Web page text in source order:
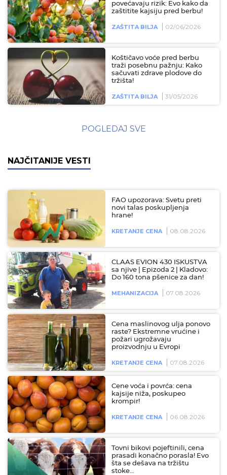
povećavaju rizik: Evo kako da
zaštitite kajsiju pred berbu!
ZAŠTITA BILJA 02/06/2026
Koštičavo voće pred berbu
traži posebnu pažnju: Kako
sačuvati zdrave plodove do
tržišta!
ZAŠTITA BILJA 31/05/2026
POGLEDAJ SVE
NAJČITANIJE VESTI
FAO upozorava: Svetu preti
novi talas poskupljenja
hrane!
KRETANJE CENA 08.08.2026
CLAAS EVION 430 ISKUSTVA
sa njive | Epizoda 2 | Kladovo:
Do 160 tona pšenice za dan!
MEHANIZACIJA 07.08.2026
Cena maslinovog ulja ponovo
raste? Ekstremne vrućine i
požari ugrožavaju
proizvodnju u Evropi
KRETANJE CENA 07.08.2026
Cene voća i povrća: cena
kajsije niža, poskupeo
krompir!
KRETANJE CENA 06.08.2026
Tovni bikovi pojeftinili, cena
prasadi konačno porasla! Evo
šta se dešava na tržištu
stoke…